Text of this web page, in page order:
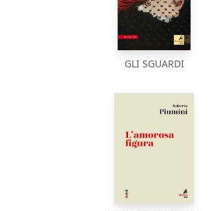
GLI SGUARDI